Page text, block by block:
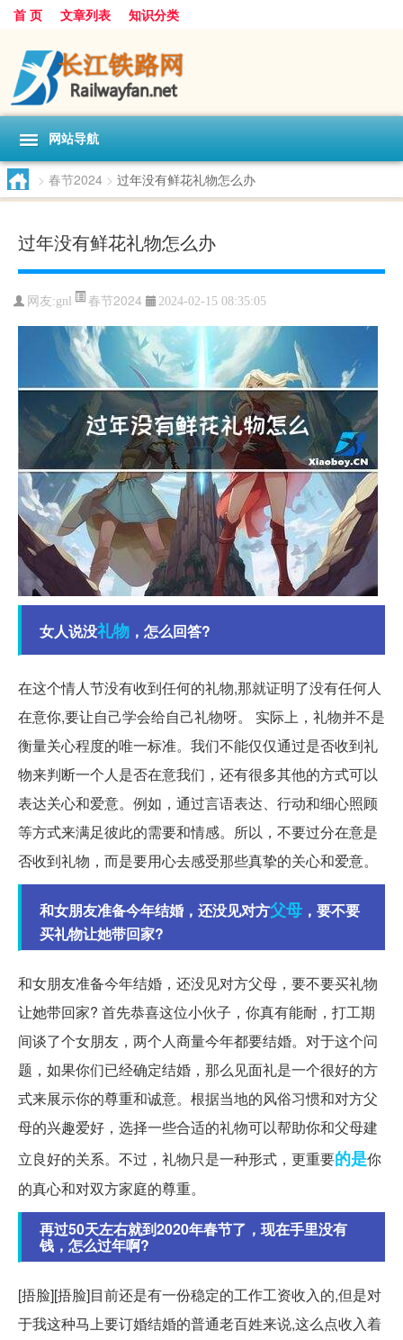
首 页 文章列表 知识分类
网站导航
> 春节2024 > 过年没有鲜花礼物怎么办
过年没有鲜花礼物怎么办
网友:gnl 春节2024 2024-02-15 08:35:05
女人说没礼物 ，怎么回答?
在这个情人节没有收到任何的礼物,那就证明了没有任何人
在意你,要让自己学会给自己礼物呀。 实际上，礼物并不是
衡量关心程度的唯一标准。我们不能仅仅通过是否收到礼
物来判断一个人是否在意我们，还有很多其他的方式可以
表达关心和爱意。例如，通过言语表达、行动和细心照顾
等方式来满足彼此的需要和情感。所以，不要过分在意是
否收到礼物，而是要用心去感受那些真挚的关心和爱意。
和女朋友准备今年结婚，还没见对方父母 ，要不要
买礼物让她带回家?
和女朋友准备今年结婚，还没见对方父母，要不要买礼物
让她带回家? 首先恭喜这位小伙子，你真有能耐，打工期
间谈了个女朋友，两个人商量今年都要结婚。对于这个问
题，如果你们已经确定结婚，那么见面礼是一个很好的方
式来展示你的尊重和诚意。根据当地的风俗习惯和对方父
母的兴趣爱好，选择一些合适的礼物可以帮助你和父母建
立良好的关系。不过，礼物只是一种形式，更重要的是你
的真心和对双方家庭的尊重。
再过50天左右就到2020年春节了，现在手里没有
钱，怎么过年啊?
[捂脸][捂脸]目前还是有一份稳定的工作工资收入的,但是对
于我这种马上要订婚结婚的普通老百姓来说,这么点收入着